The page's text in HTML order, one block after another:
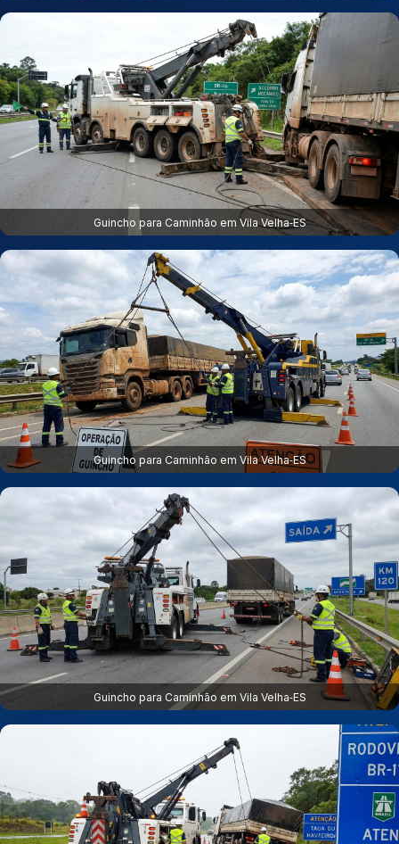
Guincho para Caminhão em Vila Velha‑ES
Guincho para Caminhão em Vila Velha‑ES
Guincho para Caminhão em Vila Velha‑ES